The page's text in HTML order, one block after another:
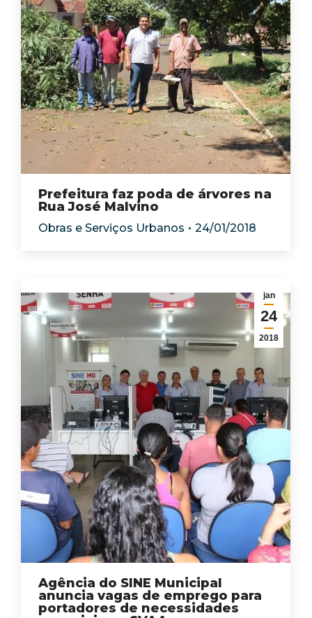
Prefeitura faz poda de árvores na
Rua José Malvino
Obras e Serviços Urbanos 24/01/2018
jan
24
2018
Agência do SINE Municipal
anuncia vagas de emprego para
portadores de necessidades